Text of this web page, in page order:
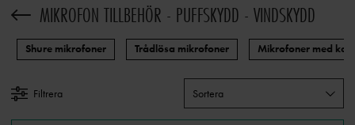
MIKROFON TILLBEHÖR - PUFFSKYDD - VINDSKYDD
Shure mikrofoner Trådlösa mikrofoner Mikrofoner med
Filtrera Sortera